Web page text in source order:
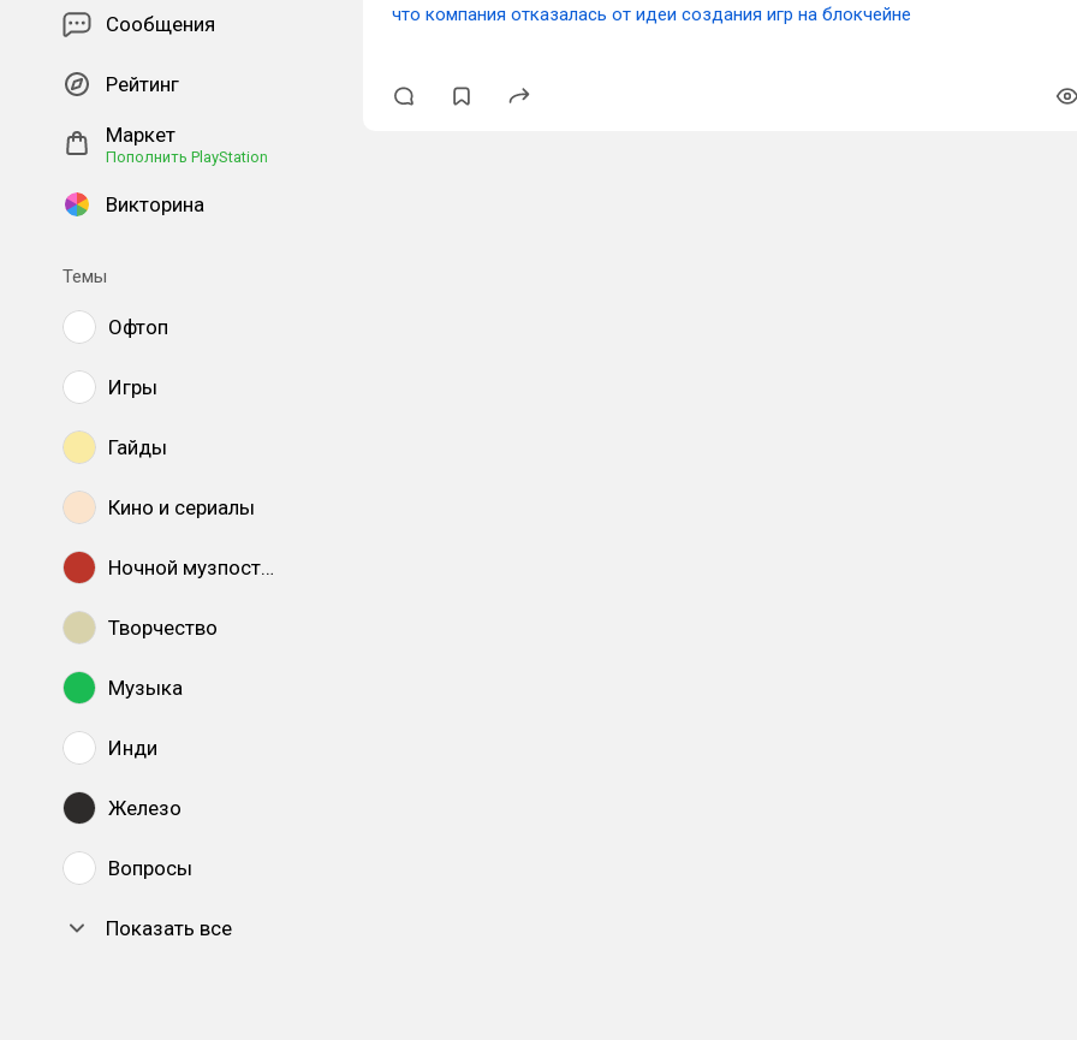
Сообщения
Рейтинг
Маркет
Пополнить PlayStation
Викторина
Темы
Офтоп
Игры
Гайды
Кино и сериалы
Ночной музпостинг
Творчество
Музыка
Инди
Железо
Вопросы
Показать все
что компания отказалась от идеи создания игр на блокчейне